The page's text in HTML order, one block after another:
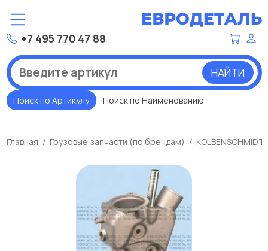
+7 495 770 47 88
НАЙТИ
Поиск по Артикулу Поиск по Наименованию
Главная Грузовые запчасти (по брендам) KOLBENSCHMIDT